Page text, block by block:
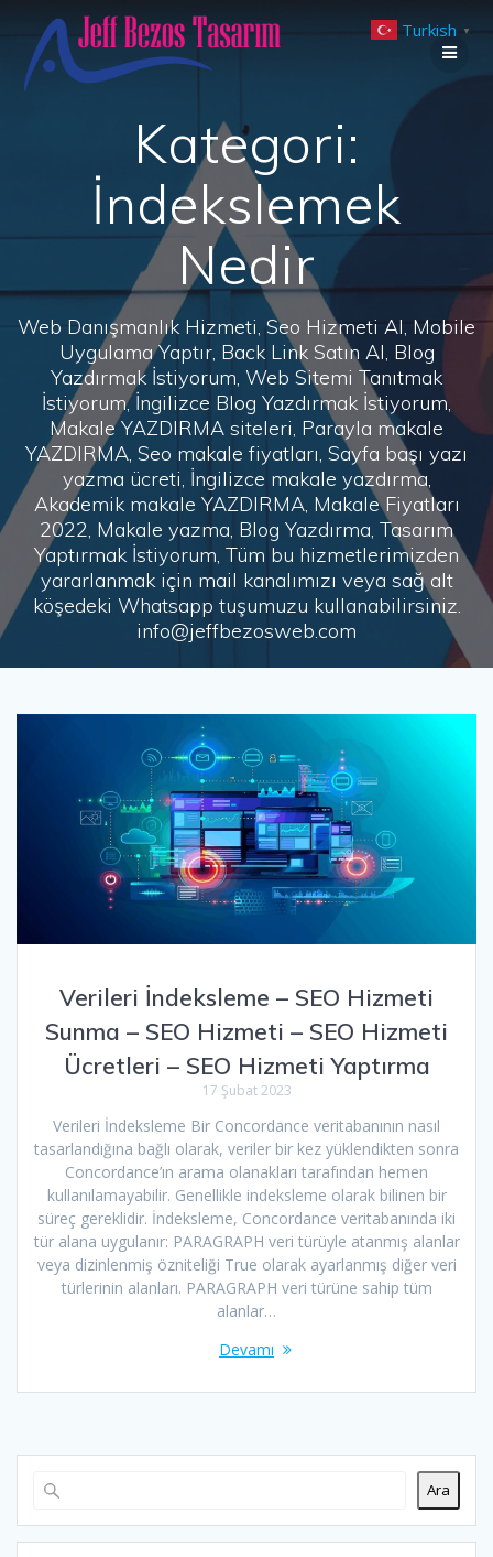
to
Kategori:
İndekslemek
Nedir
Web Danışmanlık Hizmeti, Seo Hizmeti Al, Mobile
Uygulama Yaptır, Back Link Satın Al, Blog
Yazdırmak İstiyorum, Web Sitemi Tanıtmak
İstiyorum, İngilizce Blog Yazdırmak İstiyorum,
Makale YAZDIRMA siteleri, Parayla makale
YAZDIRMA, Seo makale fiyatları, Sayfa başı yazı
yazma ücreti, İngilizce makale yazdırma,
Akademik makale YAZDIRMA, Makale Fiyatları
2022, Makale yazma, Blog Yazdırma, Tasarım
Yaptırmak İstiyorum, Tüm bu hizmetlerimizden
yararlanmak için mail kanalımızı veya sağ alt
köşedeki Whatsapp tuşumuzu kullanabilirsiniz.
info@jeffbezosweb.com
Verileri İndeksleme – SEO Hizmeti
Sunma – SEO Hizmeti – SEO Hizmeti
Ücretleri – SEO Hizmeti Yaptırma
17 Şubat 2023
Verileri İndeksleme Bir Concordance veritabanının nasıl
tasarlandığına bağlı olarak, veriler bir kez yüklendikten sonra
Concordance’ın arama olanakları tarafından hemen
kullanılamayabilir. Genellikle indeksleme olarak bilinen bir
süreç gereklidir. İndeksleme, Concordance veritabanında iki
tür alana uygulanır: PARAGRAPH veri türüyle atanmış alanlar
veya dizinlenmiş özniteliği True olarak ayarlanmış diğer veri
türlerinin alanları. PARAGRAPH veri türüne sahip tüm
alanlar…
Devamı
Ara
Turkish ▼